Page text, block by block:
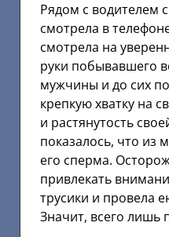
Рядом с водителем
смотрела в
смотрела на
руки побывавшего
мужчины и до сих
крепкую хватку на
и растянутость
показалось, что из
его сперма.
привлекать
трусики и провела
Значит, всего лишь